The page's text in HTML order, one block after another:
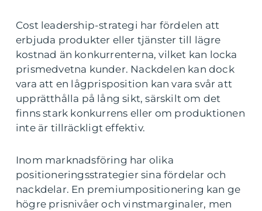
Cost leadership-strategi har fördelen att
erbjuda produkter eller tjänster till lägre
kostnad än konkurrenterna, vilket kan locka
prismedvetna kunder. Nackdelen kan dock
vara att en lågprisposition kan vara svår att
upprätthålla på lång sikt, särskilt om det
finns stark konkurrens eller om produktionen
inte är tillräckligt effektiv.
Inom marknadsföring har olika
positioneringsstrategier sina fördelar och
nackdelar. En premiumpositionering kan ge
högre prisnivåer och vinstmarginaler, men